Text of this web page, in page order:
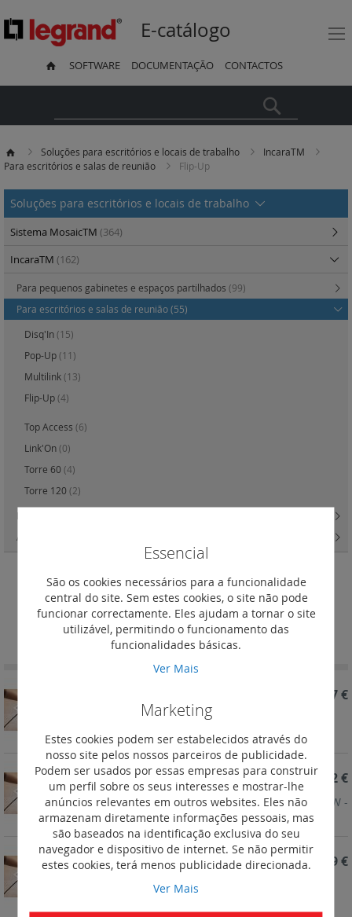
E-catálogo
SOFTWARE DOCUMENTAÇÃO CONTACTOS
Soluções para escritórios e locais de trabalho
IncaraTM
Para escritórios e salas de reunião
Flip-Up
Flip-Up
Ordenar por
Definir
Ordenação
Incara Flip-up - 3x2P+T Schuko / 3xRJ45 C6 UTP /
1xHDMI / 1xUSB A+C - 12 módulos
604,07 €
REF. 654856
Incara Flip-up - 5 x 2P+T Schuko / 1 x USB A+C 15W -
12 módulos - Metal
487,42 €
REF. 654855
Incara Flip-up - 2x2P+T Schuko / 1xRJ45 C.6 UTP /
503,59 €
Soluções para escritórios e locais de trabalho
Sistema MosaicTM (364)
IncaraTM (162)
Para pequenos gabinetes e espaços partilhados (99)
Para escritórios e salas de reunião(55)
Disq'In(15)
Pop-Up(11)
Multilink(13)
Flip-Up(4)
Top Access (6)
Link'On(0)
Torre 60 (4)
Torre 120 (2)
Para áreas de cozinha
Acessórios
Essencial
São os cookies necessários para a funcionalidade
central do site. Sem estes cookies, o site não pode
funcionar correctamente. Eles ajudam a tornar o site
utilizável, permitindo o funcionamento das
funcionalidades básicas.
Ver Mais
Marketing
Estes cookies podem ser estabelecidos através do
nosso site pelos nossos parceiros de publicidade.
Podem ser usados por essas empresas para construir
um perfil sobre os seus interesses e mostrar-lhe
anúncios relevantes em outros websites. Eles não
armazenam diretamente informações pessoais, mas
são baseados na identificação exclusiva do seu
navegador e dispositivo de internet. Se não permitir
estes cookies, terá menos publicidade direcionada.
Ver Mais